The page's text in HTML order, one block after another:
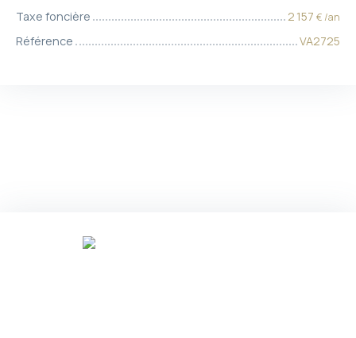
Taxe foncière
2 157 € /an
Référence VA2725